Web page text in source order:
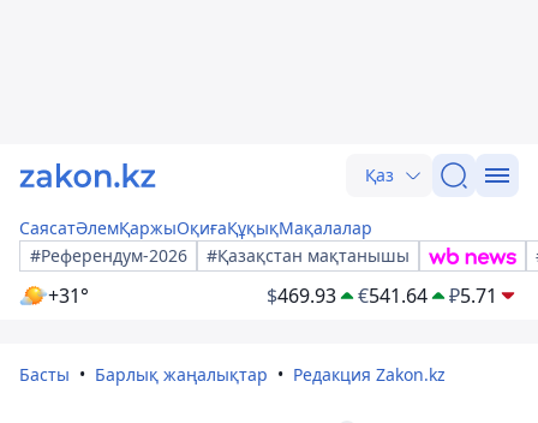
Қаз
СаясатӘлемҚаржыОқиғаҚұқықМақалалар
#Референдум-2026
#Қазақстан мақтанышы
+31° $469.93 €541.64 ₽5.71
Басты Барлық жаңалықтар Редакция Zakon.kz